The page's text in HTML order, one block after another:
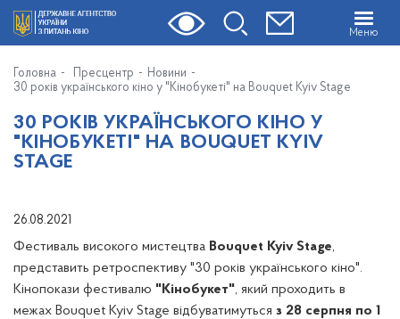
Меню
Головна Пресцентр
Новини
30 років українського кіно у "Кінобукеті" на Bouquet Kyiv Stage
30 РОКІВ УКРАЇНСЬКОГО КІНО У
"КІНОБУКЕТІ" НА BOUQUET KYIV
STAGE
26.08.2021
Фестиваль високого мистецтва Bouquet Kyiv Stage,
представить ретроспективу "30 років українського кіно".
Кінопокази фестивалю "Кінобукет", який проходить в
межах Bouquet Kyiv Stage відбуватимуться з 28 серпня по 1